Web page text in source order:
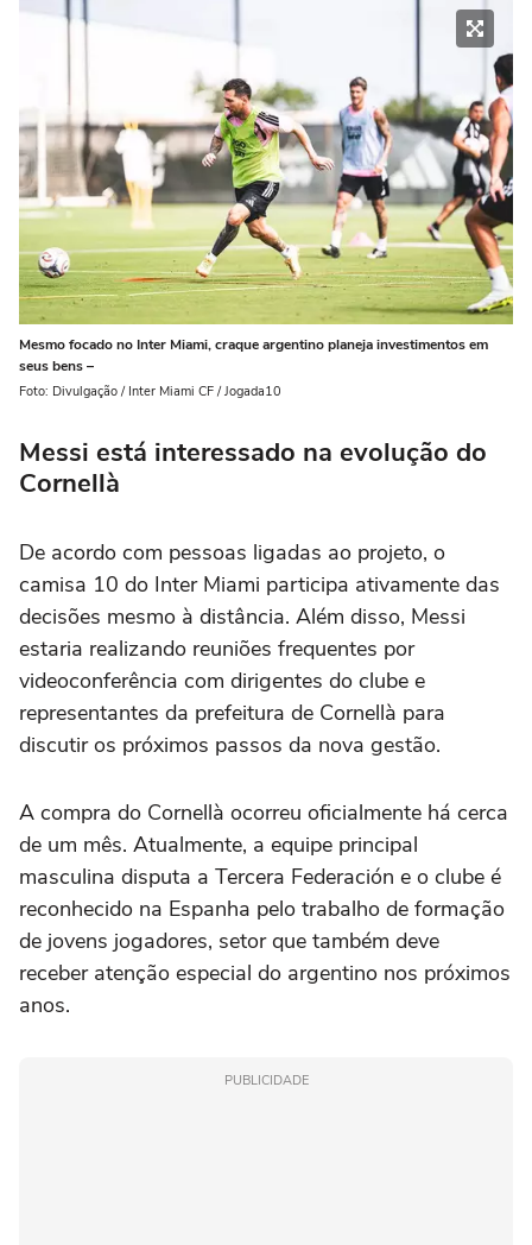
Mesmo focado no Inter Miami, craque argentino planeja investimentos em
seus bens –
Foto: Divulgação / Inter Miami CF / Jogada10
Messi está interessado na evolução do
Cornellà
De acordo com pessoas ligadas ao projeto, o
camisa 10 do Inter Miami participa ativamente das
decisões mesmo à distância. Além disso, Messi
estaria realizando reuniões frequentes por
videoconferência com dirigentes do clube e
representantes da prefeitura de Cornellà para
discutir os próximos passos da nova gestão.
A compra do Cornellà ocorreu oficialmente há cerca
de um mês. Atualmente, a equipe principal
masculina disputa a Tercera Federación e o clube é
reconhecido na Espanha pelo trabalho de formação
de jovens jogadores, setor que também deve
receber atenção especial do argentino nos próximos
anos.
PUBLICIDADE